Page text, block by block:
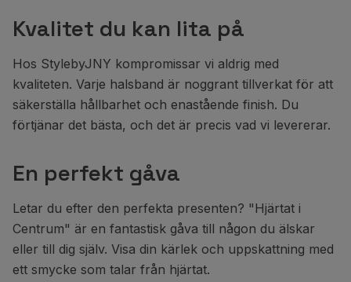
Kvalitet du kan lita på
Hos StylebyJNY kompromissar vi aldrig med
kvaliteten. Varje halsband är noggrant tillverkat för att
säkerställa hållbarhet och enastående finish. Du
förtjänar det bästa, och det är precis vad vi levererar.
En perfekt gåva
Letar du efter den perfekta presenten? "Hjärtat i
Centrum" är en fantastisk gåva till någon du älskar
eller till dig själv. Visa din kärlek och uppskattning med
ett smycke som talar från hjärtat.